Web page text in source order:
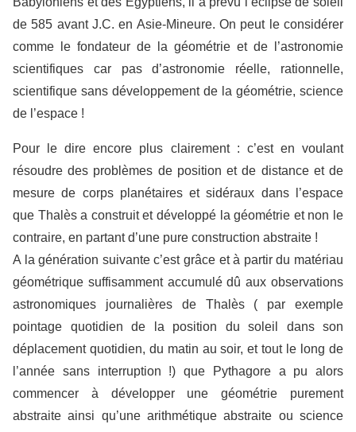
de 585 avant J.C. en Asie-Mineure. On peut le considérer
comme le fondateur de la géométrie et de l’astronomie
scientifiques car pas d’astronomie réelle, rationnelle,
scientifique sans développement de la géométrie, science
de l’espace !
Pour le dire encore plus clairement : c’est en voulant
résoudre des problèmes de position et de distance et de
mesure de corps planétaires et sidéraux dans l’espace
que Thalès a construit et développé la géométrie et non le
contraire, en partant d’une pure construction abstraite !
A la génération suivante c’est grâce et à partir du matériau
géométrique suffisamment accumulé dû aux observations
astronomiques journalières de Thalès ( par exemple
pointage quotidien de la position du soleil dans son
déplacement quotidien, du matin au soir, et tout le long de
l’année sans interruption !) que Pythagore a pu alors
commencer à développer une géométrie purement
abstraite ainsi qu’une arithmétique abstraite ou science